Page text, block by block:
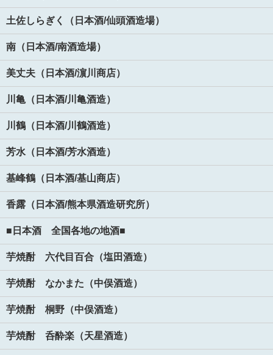
土佐しらぎく（日本酒/仙頭酒造場）
南（日本酒/南酒造場）
美丈夫（日本酒/濵川商店）
川亀（日本酒/川亀酒造）
川鶴（日本酒/川鶴酒造）
芳水（日本酒/芳水酒造）
基峰鶴（日本酒/基山商店）
香露（日本酒/熊本県酒造研究所）
■日本酒 全国各地の地酒■
芋焼酎 六代目百合（塩田酒造）
芋焼酎 なかまた（中俣酒造）
芋焼酎 桐野（中俣酒造）
芋焼酎 呑酔楽（天星酒造）